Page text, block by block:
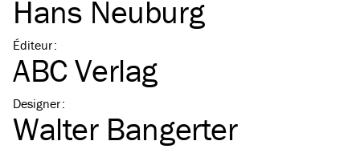
Hans Neuburg
Éditeur:
ABC Verlag
Designer:
Walter Bangerter